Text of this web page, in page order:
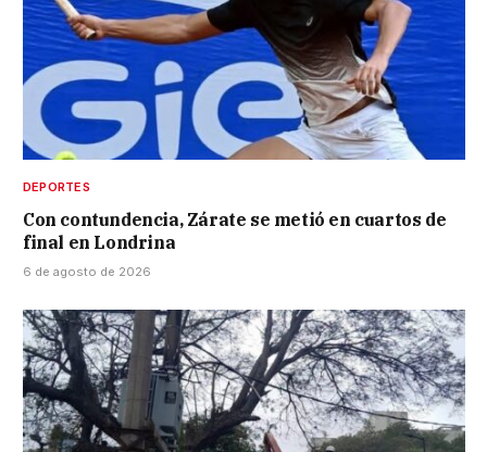
DEPORTES
Con contundencia, Zárate se metió en cuartos de
final en Londrina
6 de agosto de 2026